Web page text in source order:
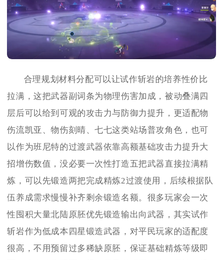
合理规划材料分配可以让试作斩岩的培养性价比
拉满，这把武器副词条为物理伤害加成，被动叠满四
层后可以给到可观的攻击力与防御力提升，更适配物
伤流凯亚、物伤刻晴、七七这类站场普攻角色，也可
以作为班尼特的过渡武器依靠高额基础攻击力提升大
招增伤数值，没必要一次性打造五把武器直接拉满精
炼，可以先锻造两把完成精炼2过渡使用，后续根据队
伍养成需求慢慢补齐剩余锻造名额。很多玩家会一次
性囤积大量北陆原胚优先锻造输出向武器，其实试作
斩岩作为低成本四星锻造武器，对平民玩家的适配度
很高，不用预留过多稀缺原胚，保证基础精炼等级即